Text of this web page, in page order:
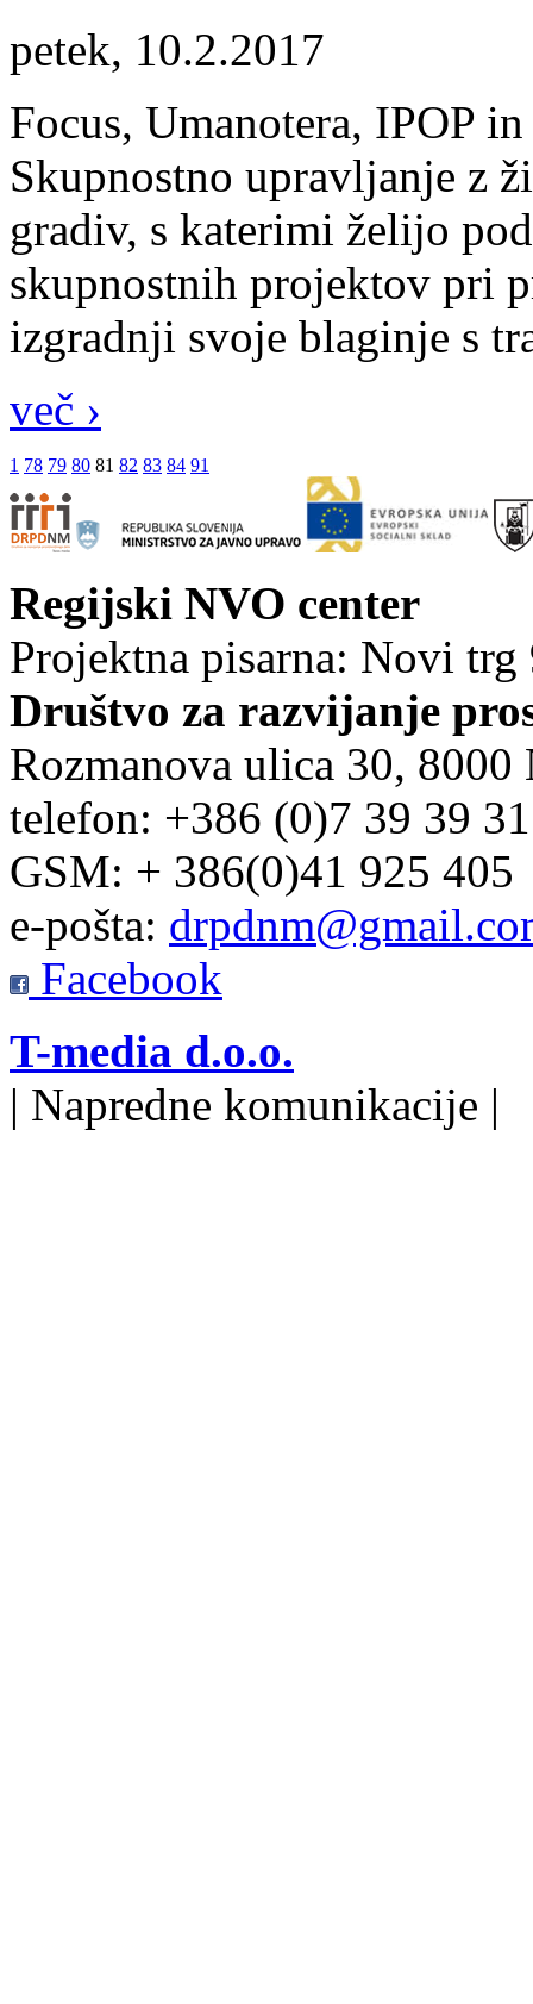
petek, 10.2.2017
Focus, Umanotera, IPOP
Skupnostno upravljanje z
gradiv, s katerimi želijo
skupnostnih projektov pri
izgradnji svoje blaginje s
več ›
1 78 79 80 81 82 83 84 91
Regijski NVO center
Projektna pisarna: Novi
Društvo za razvijanje
Rozmanova ulica 30, 8000
telefon: +386 (0)7 39 39
GSM: + 386(0)41 925 405
e-pošta:
Facebook
T-media d.o.o.
| Napredne komunikacije |